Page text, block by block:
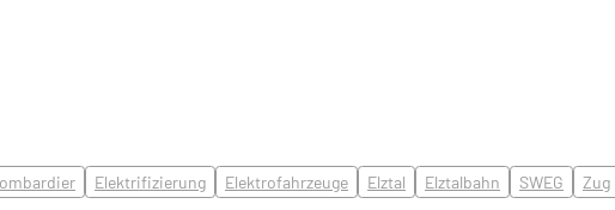
Elektrifizierung Elektrofahrzeuge Elztal Elztalbahn SWEG Zug